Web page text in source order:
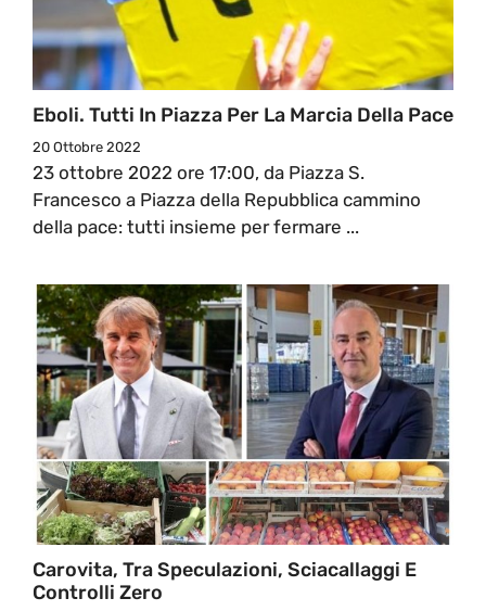
Eboli. Tutti In Piazza Per La Marcia Della Pace
20 Ottobre 2022
23 ottobre 2022 ore 17:00, da Piazza S.
Francesco a Piazza della Repubblica cammino
della pace: tutti insieme per fermare ...
Carovita, Tra Speculazioni, Sciacallaggi E
Controlli Zero